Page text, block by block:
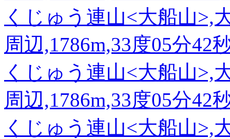
くじゅう連山<大船山>,
周辺,1786m,33度05分42
くじゅう連山<大船山>,
周辺,1786m,33度05分42
くじゅう連山<大船山>,